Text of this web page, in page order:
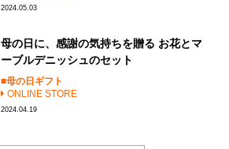
2024.05.03
母の日に、感謝の気持ちを贈る お花とマ
ーブルデニッシュのセット
母の日ギフト
ONLINE STORE
2024.04.19